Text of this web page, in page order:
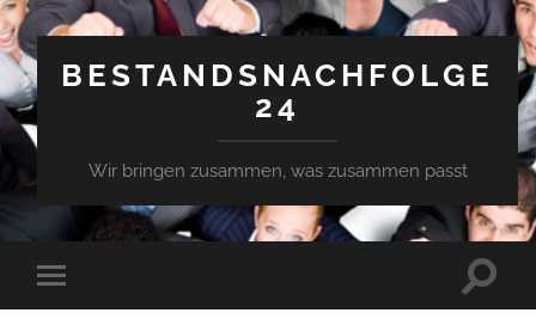
BESTANDSNACHFOLGE
24
Wir bringen zusammen, was zusammen passt
Mobile-
Menü